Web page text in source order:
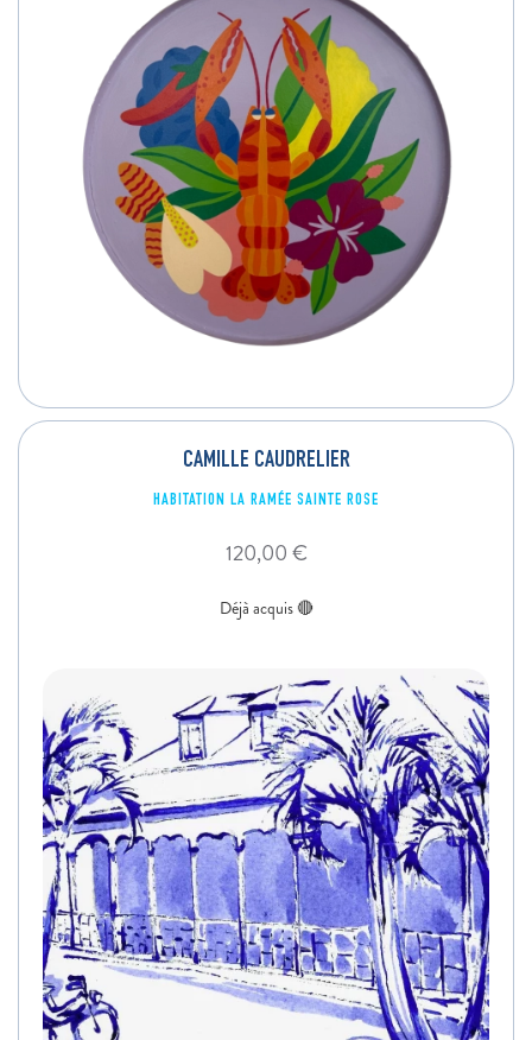
CAMILLE CAUDRELIER
HABITATION LA RAMÉE SAINTE ROSE
120,00€